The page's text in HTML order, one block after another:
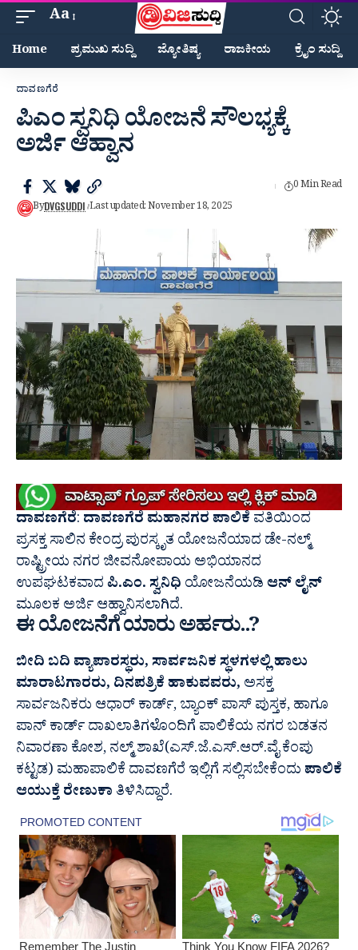
Aa
Home ಪ್ರಮುಖ ಸುದ್ದಿ ಜ್ಯೋತಿಷ್ಯ ರಾಜಕೀಯ ಕ್ರೈಂ ಸುದ್ದಿ
ದಾವಣಗೆರೆ
ಪಿಎಂ ಸ್ವನಿಧಿ ಯೋಜನೆ‌ ಸೌಲಭ್ಯಕ್ಕೆ
ಅರ್ಜಿ ಆಹ್ವಾನ
ByDVGSUDDI Last updated: November 18, 2025
0 Min Read
ದಾವಣಗೆರೆ: ದಾವಣಗೆರೆ ಮಹಾನಗರ ಪಾಲಿಕೆ ವತಿಯಿಂದ
ಪ್ರಸಕ್ತ ಸಾಲಿನ ಕೇಂದ್ರ ಪುರಸ್ಕೃತ ಯೋಜನೆಯಾದ ಡೇ-ನಲ್ಮ್
ರಾಷ್ಟ್ರೀಯ ನಗರ ಜೀವನೋಪಾಯ ಅಭಿಯಾನದ
ಉಪಘಟಕವಾದಪಿ.ಎಂ. ಸ್ವನಿಧಿ ಯೋಜನೆಯಡಿಆನ್ ಲೈನ್
ಮೂಲಕ ಅರ್ಜಿ ಆಹ್ವಾನಿಸಲಾಗಿದೆ.
ಈ ಯೋಜನೆಗೆ ಯಾರು ಅರ್ಹರು..?
ಬೀದಿ ಬದಿ ವ್ಯಾಪಾರಸ್ಥರು, ಸಾರ್ವಜನಿಕ ಸ್ಥಳಗಳಲ್ಲಿ ಹಾಲು
ಮಾರಾಟಗಾರರು, ದಿನಪತ್ರಿಕೆ ಹಾಕುವವರು, ಅಸಕ್ತ
ಸಾರ್ವಜನಿಕರು ಆಧಾರ್ ಕಾರ್ಡ್, ಬ್ಯಾಂಕ್ ಪಾಸ್ ಪುಸ್ತಕ, ಹಾಗೂ
ಪಾನ್ ಕಾರ್ಡ್ ದಾಖಲಾತಿಗಳೊಂದಿಗೆ ಪಾಲಿಕೆಯ ನಗರ ಬಡತನ
ನಿವಾರಣಾ ಕೋಶ, ನಲ್ಮ್ ಶಾಖೆ(ಎಸ್.ಜೆ.ಎಸ್.ಆರ್.ವೈ ಕೆಂಪು
ಕಟ್ಟಡ) ಮಹಾಪಾಲಿಕೆ ದಾವಣಗೆರೆ ಇಲ್ಲಿಗೆ ಸಲ್ಲಿಸಬೇಕೆಂದುಪಾಲಿಕೆ
ಆಯುಕ್ತೆ ರೇಣುಕಾ ತಿಳಿಸಿದ್ದಾರೆ.